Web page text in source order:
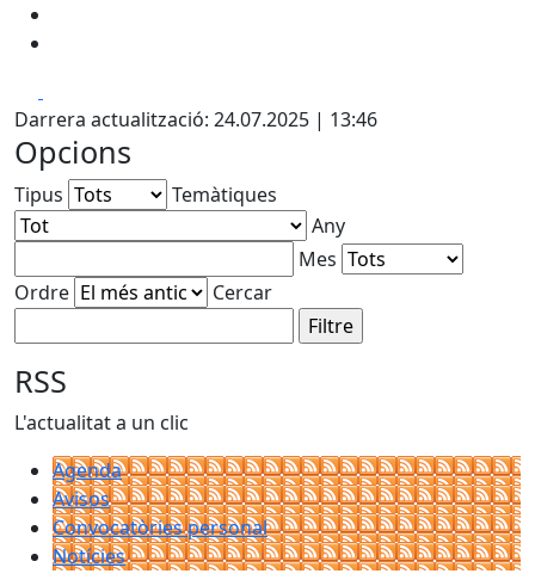
Darrera actualització: 24.07.2025 | 13:46
Opcions
Tipus
Temàtiques
Any
Mes
Ordre
Cercar
RSS
L'actualitat a un clic
Agenda
Avisos
Convocatòries personal
Notícies